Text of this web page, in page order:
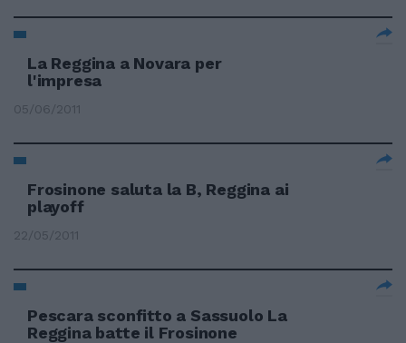
La Reggina a Novara per
l'impresa
05/06/2011
Frosinone saluta la B, Reggina ai
playoff
22/05/2011
Pescara sconfitto a Sassuolo La
Reggina batte il Frosinone